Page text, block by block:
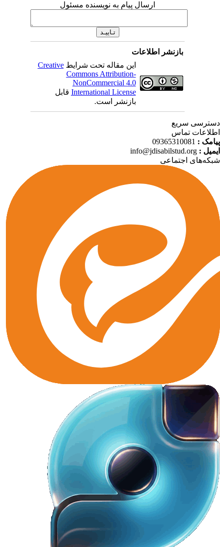
ارسال پیام به نویسنده مسئول
بازنشر اطلاعات
این مقاله تحت شرایطCreative
Commons Attribution-
NonCommercial 4.0
International Licenseقابل
بازنشر است.
سریع
تماس
:
09365310081
:
info@jdisabilstud.org
اجتماعی